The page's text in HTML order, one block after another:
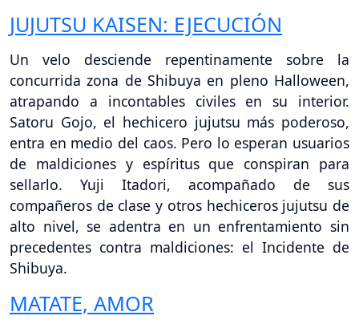
JUJUTSU KAISEN: EJECUCIÓN
Un velo desciende repentinamente sobre la
concurrida zona de Shibuya en pleno Halloween,
atrapando a incontables civiles en su interior.
Satoru Gojo, el hechicero jujutsu más poderoso,
entra en medio del caos. Pero lo esperan usuarios
de maldiciones y espíritus que conspiran para
sellarlo. Yuji Itadori, acompañado de sus
compañeros de clase y otros hechiceros jujutsu de
alto nivel, se adentra en un enfrentamiento sin
precedentes contra maldiciones: el Incidente de
Shibuya.
MATATE, AMOR